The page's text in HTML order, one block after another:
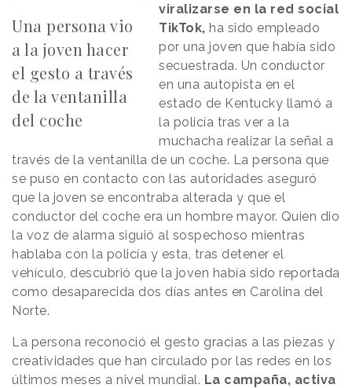
Una persona vio
a la joven hacer
el gesto a través
de la ventanilla
del coche
viralizarse en la red social
TikTok, ha sido empleado
por una joven que había sido
secuestrada. Un conductor
en una autopista en el
estado de Kentucky llamó a
la policía tras ver a la
muchacha realizar la señal a
través de la ventanilla de un coche. La persona que
se puso en contacto con las autoridades aseguró
que la joven se encontraba alterada y que el
conductor del coche era un hombre mayor. Quien dio
la voz de alarma siguió al sospechoso mientras
hablaba con la policía y esta, tras detener el
vehículo, descubrió que la joven había sido reportada
como desaparecida dos días antes en Carolina del
Norte.
La persona reconoció el gesto gracias a las piezas y
creatividades que han circulado por las redes en los
últimos meses a nivel mundial. La campaña, activa